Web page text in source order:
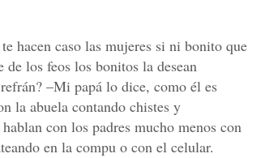
hacen caso las mujeres si ni bonito que
los feos los bonitos la desean
–Mi papá lo dice, como él es
la abuela contando chistes y
con los padres mucho menos con
en la compu o con el celular.